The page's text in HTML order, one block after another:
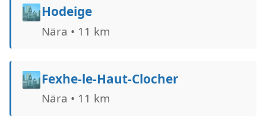
🏙️Hodeige
Nära • 11 km
🏙️Fexhe-le-Haut-Clocher
Nära • 11 km